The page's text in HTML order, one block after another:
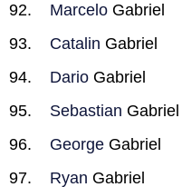
Marcelo Gabriel
Catalin Gabriel
Dario Gabriel
Sebastian Gabriel
George Gabriel
Ryan Gabriel